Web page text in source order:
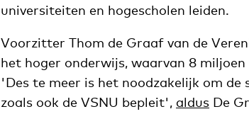
universiteiten en hogescholen leiden.
Voorzitter Thom de Graaf van de
het hoger onderwijs, waarvan 8
'Des te meer is het noodzakelijk om
zoals ook de VSNU bepleit', aldus De